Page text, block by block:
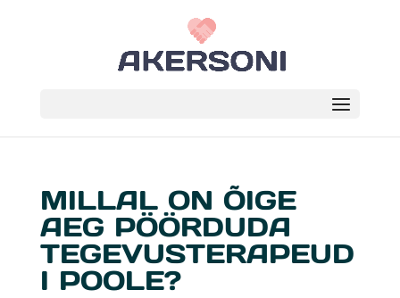
MILLAL ON ÕIGE
AEG PÖÖRDUDA
TEGEVUSTERAPEUD
I POOLE?